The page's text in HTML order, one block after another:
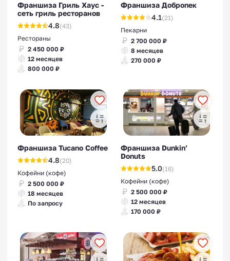
Франшиза Гриль Хаус -
сеть гриль ресторанов
4.8(43)
Рестораны
2 450 000 ₽
12 месяцев
800 000 ₽
Франшиза Добропек
4.1(21)
Пекарни
2 700 000 ₽
8 месяцев
270 000 ₽
Франшиза Tucano Coffee
4.8(20)
Кофейни (кофе)
2 500 000 ₽
18 месяцев
По запросу
Франшиза Dunkin’
Donuts
5.0(16)
Кофейни (кофе)
2 500 000 ₽
12 месяцев
170 000 ₽